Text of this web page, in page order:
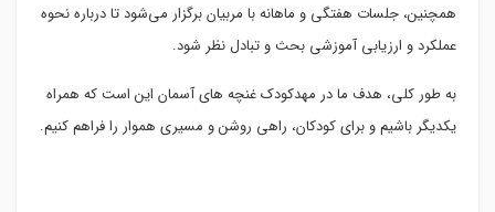
همچنین، جلسات هفتگی و ماهانه با مربیان برگزار می‌شود تا درباره نحوه
عملکرد و ارزیابی آموزشی بحث و تبادل نظر شود.
به طور کلی، هدف ما در مهدکودک غنچه های آسمان این است که همراه
یکدیگر باشیم و برای کودکان، راهی روشن و مسیری هموار را فراهم کنیم.